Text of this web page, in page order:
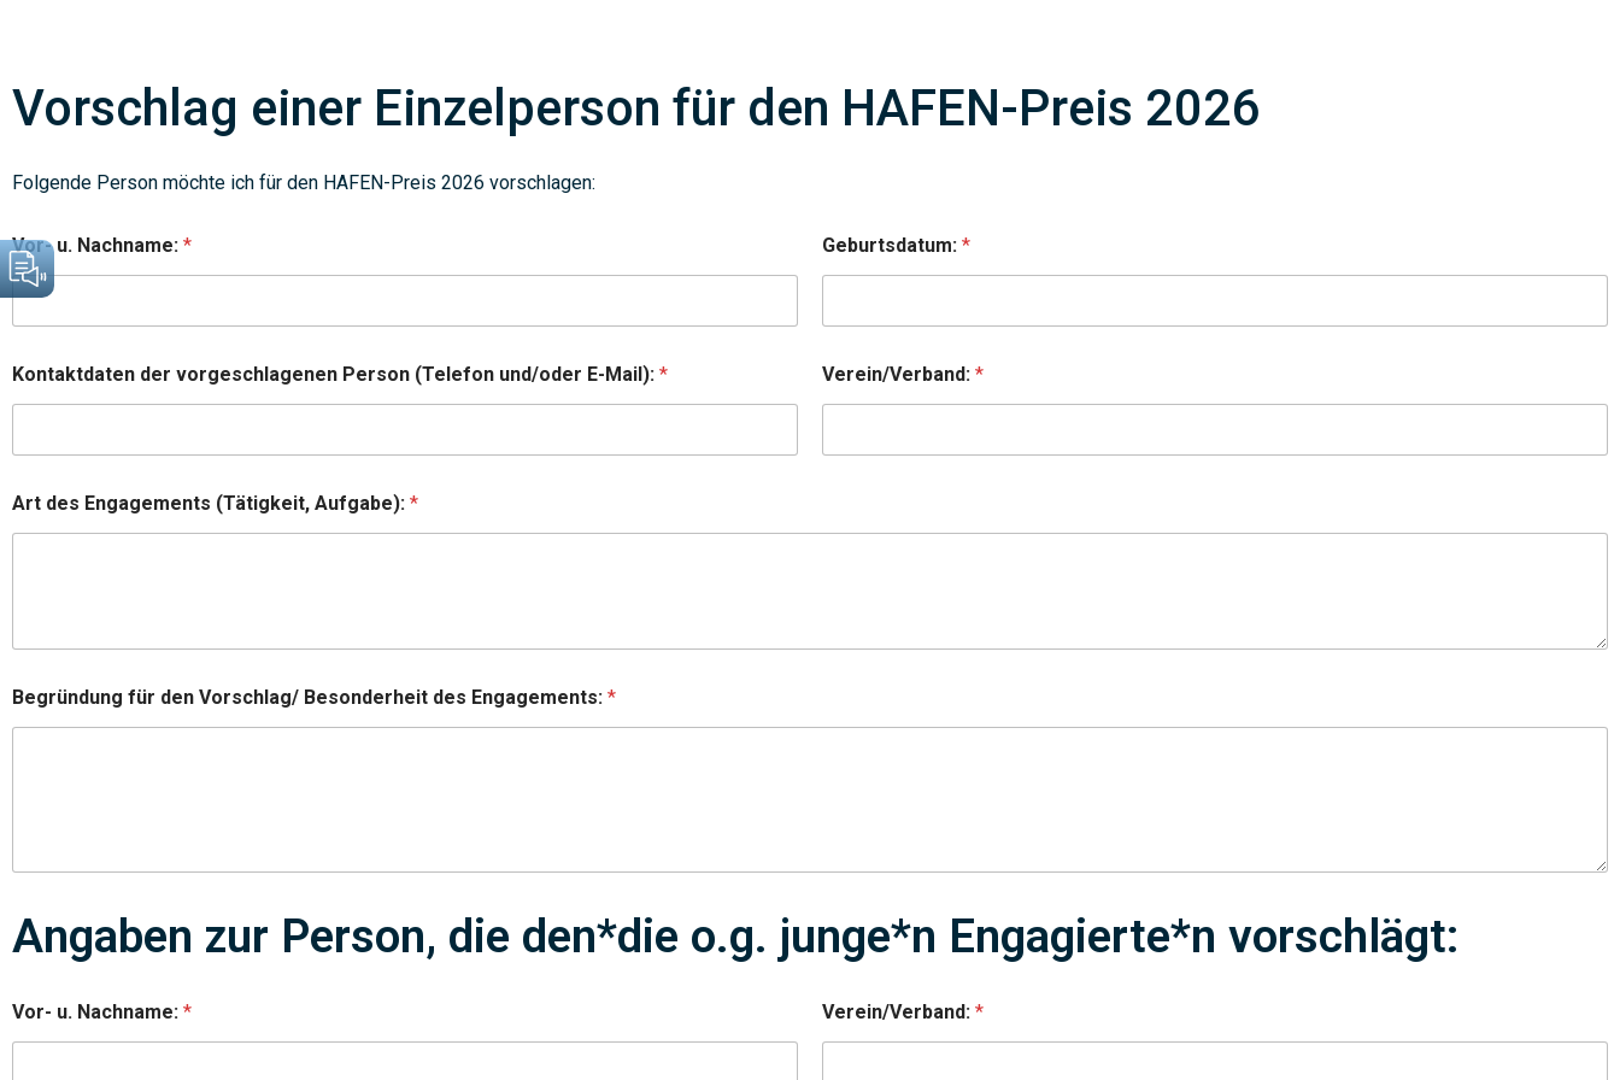
Vorschlag einer Einzelperson für den HAFEN-Preis 2026
Folgende Person möchte ich für den HAFEN-Preis 2026 vorschlagen:
Vor- u. Nachname: * Geburtsdatum: *
Kontaktdaten der vorgeschlagenen Person (Telefon und/oder E-Mail): * Verein/Verband: *
Art des Engagements (Tätigkeit, Aufgabe): *
Begründung für den Vorschlag/ Besonderheit des Engagements: *
e
r
n
A
Angaben zur Person, die den*die o.g. junge*n Engagierte*n vorschlägt:
Vor- u. Nachname: * Verein/Verband: *